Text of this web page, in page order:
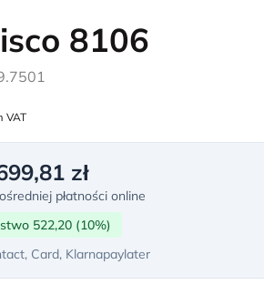
8106
VAT
zł
płatności online
522,20 (10%)
Card, Klarnapaylater